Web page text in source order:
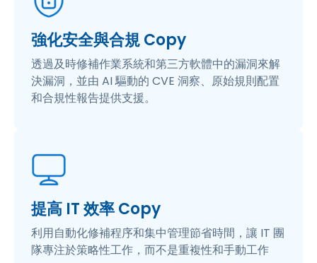
強化安全與合規 Copy
透過及時修補作業系統和第三方軟體中的漏洞來解
決漏洞，並由 AI 驅動的 CVE 洞察、原始規則配置
和合規性報告提供支援。
提高 IT 效率 Copy
利用自動化修補程序和集中管理節省時間，讓 IT 團
隊專注於策略性工作，而不是重複性和手動工作